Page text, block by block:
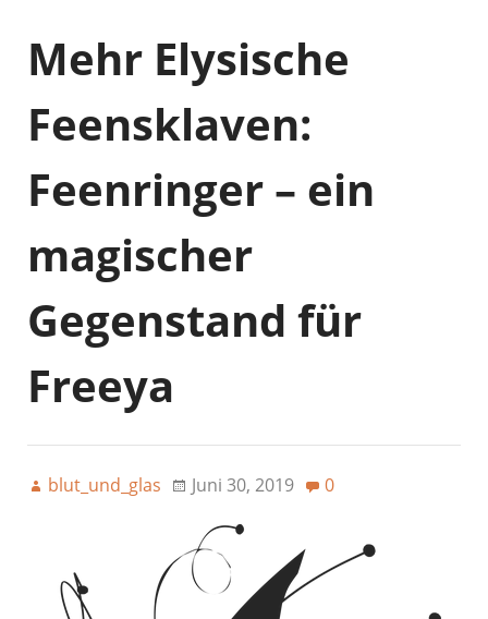
Mehr Elysische
Feensklaven:
Feenringer – ein
magischer
Gegenstand für
Freeya
blut_und_glas Juni 30, 2019 0